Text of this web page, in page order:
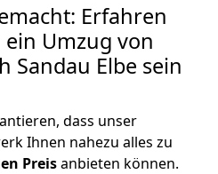
Erfahren
ein Umzug von
Sandau Elbe sein
dass unser
Ihnen nahezu alles zu
Preisanbieten können.